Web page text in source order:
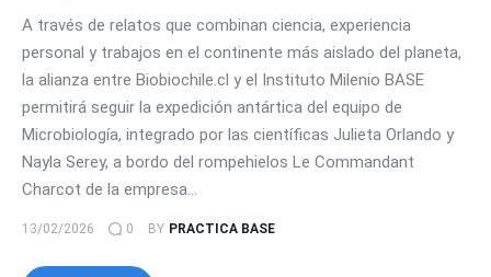
A través de relatos que combinan ciencia, experiencia
personal y trabajos en el continente más aislado del planeta,
la alianza entre Biobiochile.cl y el Instituto Milenio BASE
permitirá seguir la expedición antártica del equipo de
Microbiología, integrado por las científicas Julieta Orlando y
Nayla Serey, a bordo del rompehielos Le Commandant
Charcot de la empresa…
13/02/2026 0 BY PRACTICA BASE